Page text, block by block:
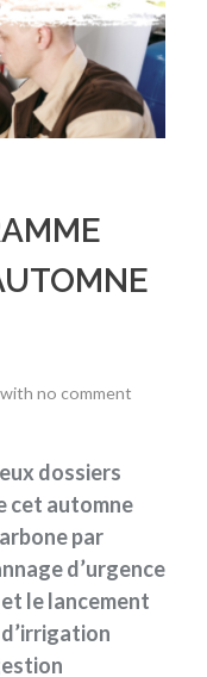
with no comment
dossiers
cet automne
par
d’urgence
le lancement